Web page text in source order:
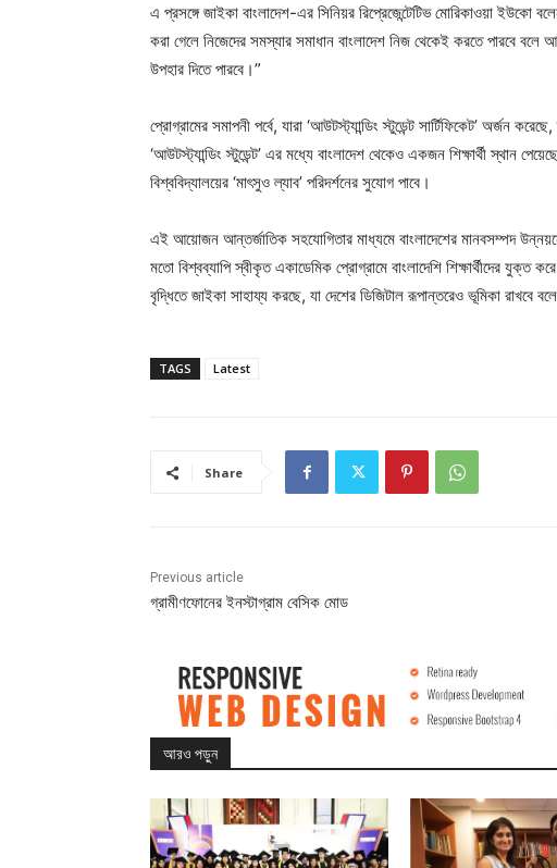
এ প্রসঙ্গে জাইকা বাংলাদেশ-এর সিনিয়র রিপ্রেজেন্টেটিভ মোরিকাওয়া ইউকো
করা গেলে নিজেদের সমস্যার সমাধান বাংলাদেশ নিজ থেকেই করতে পারবে
উপহার দিতে পারবে।”
প্রোগ্রামের সমাপনী পর্বে, যারা ‘আউটস্ট্যান্ডিং স্টুডেন্ট সার্টিফিকেট’ অর্জন
‘আউটস্ট্যান্ডিং স্টুডেন্ট’ এর মধ্যে বাংলাদেশ থেকেও একজন শিক্ষার্থী স্থান
বিশ্ববিদ্যালয়ের ‘মাৎসুও ল্যাব’ পরিদর্শনের সুযোগ পাবে।
এই আয়োজন আন্তর্জাতিক সহযোগিতার মাধ্যমে বাংলাদেশের মানবসম্পদ
মতো বিশ্বব্যাপি স্বীকৃত একাডেমিক প্রোগ্রামে বাংলাদেশি শিক্ষার্থীদের যুক্ত
বৃদ্ধিতে জাইকা সাহায্য করছে, যা দেশের ডিজিটাল রূপান্তরেও ভূমিকা রাখবে
TAGS Latest
Share
Previous article
গ্রামীণফোনের ইনস্টাগ্রাম বেসিক মোড
আরও পড়ুন